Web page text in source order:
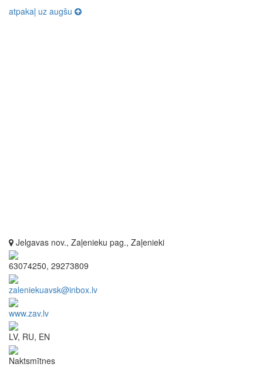
atpakaļ uz augšu
Jelgavas nov., Zaļenieku pag., Zaļenieki
63074250, 29273809
zaleniekuavsk@inbox.lv
www.zav.lv
LV, RU, EN
Naktsmītnes